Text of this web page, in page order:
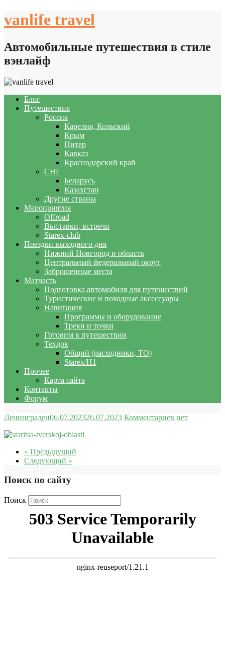
to
vanlife travel
Автомобильные путешествия в стиле
вэнлайф
Блог
Путешествия
Россия
Карелия, Кольский
Крым
Питер
Кавказ
Краснодарский край
СНГ
Беларусь
Казахстан
Другие страны
Мероприятия
Offroad
Выставки, встречи
Starex-club
Поездки выходного дня
Нижний Новгород и область
Центральный федеральный округ
Заброшенные места
Матчасть
Подготовка автомобиля для путешествий
Туристические и походные аксессуары
Навигация
Программы и оборудование
Треки и точки
Готовим в путешествии
Техдок
Общий (расходники, ТО)
Starex/H1
Прочее
Карта сайта
Контакты
Форум
Ленинградец06.07.202326.07.2023 Комментариев нет
« Предыдущий
Следующий »
Поиск по сайту
Поиск